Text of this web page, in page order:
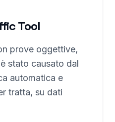
Tool
prove oggettive,
stato causato dal
automatica e
tratta, su dati